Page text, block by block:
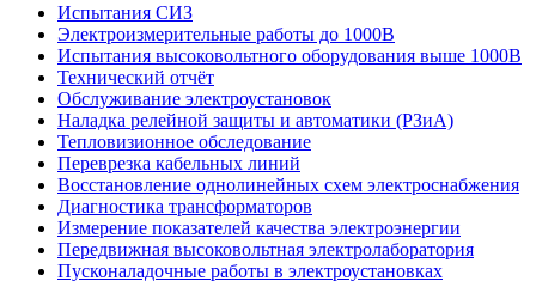
Испытания СИЗ
Электроизмерительные работы до 1000В
Испытания высоковольтного оборудования выше 1000В
Технический отчёт
Обслуживание электроустановок
Наладка релейной защиты и автоматики (РЗиА)
Тепловизионное обследование
Переврезка кабельных линий
Восстановление однолинейных схем электроснабжения
Диагностика трансформаторов
Измерение показателей качества электроэнергии
Передвижная высоковольтная электролаборатория
Пусконаладочные работы в электроустановках